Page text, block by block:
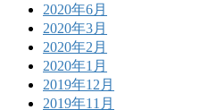
2020年6月
2020年3月
2020年2月
2020年1月
2019年12月
2019年11月